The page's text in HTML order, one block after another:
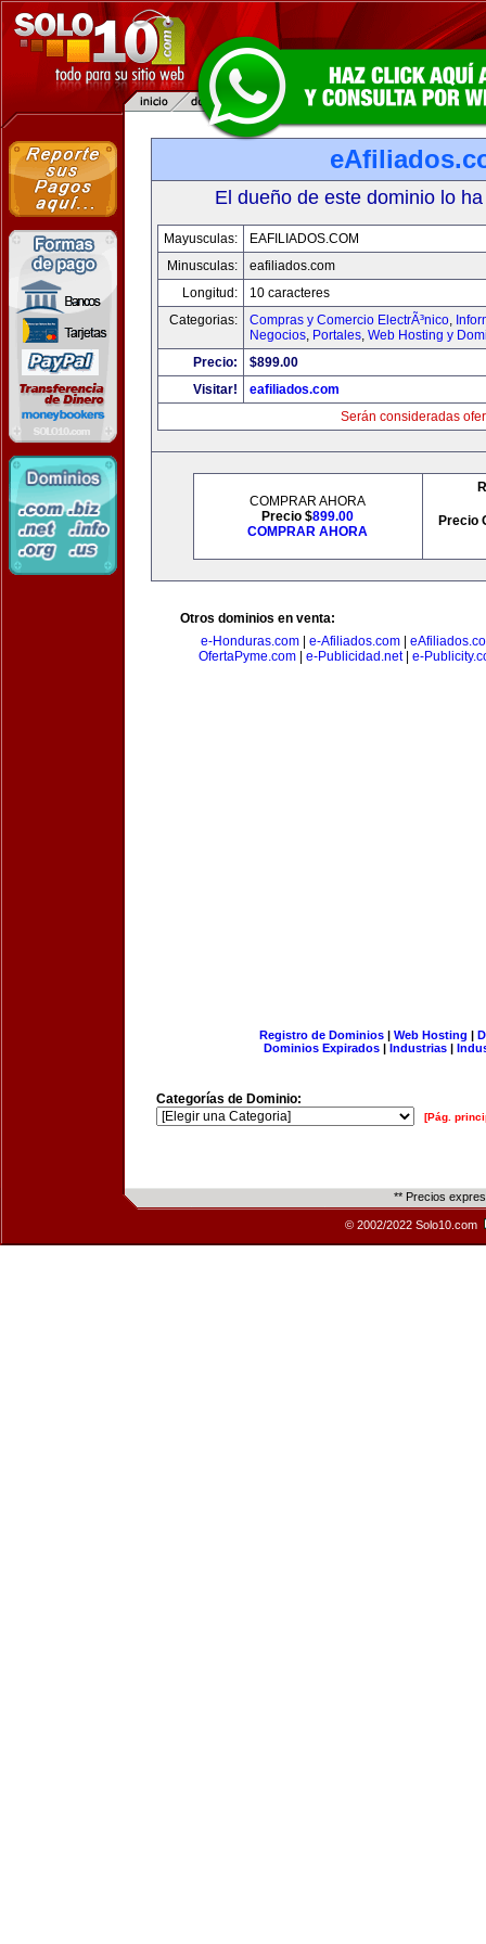
El dueño de este dominio lo
Mayusculas:
EAFILIADOS.COM
Minusculas:
eafiliados.com
Longitud:
10 caracteres
Categorias:
Compras y Comercio ElectrÃ³nico,
Negocios, Portales, Web Hosting y
Precio:
$899.00
Visitar!
eafiliados.com
Serán consideradas
COMPRAR AHORA
Precio $899.00
COMPRAR AHORA
Precio
Otros dominios en venta:
e-Honduras.com| e-Afiliados.com|
OfertaPyme.com| e-Publicidad.net| e-
Registro de Dominios| Web Hosting |
Dominios Expirados | Industrias |
Categorías de Dominio:
[Pág.
** Precios
© 2002/2022 Solo10.com